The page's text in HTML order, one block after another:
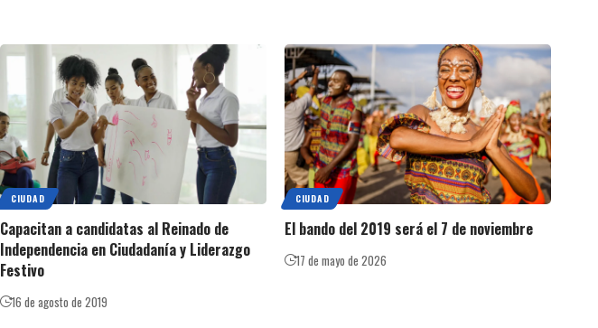
CIUDAD
Capacitan a candidatas al Reinado de
Independencia en Ciudadanía y Liderazgo
Festivo
16 de agosto de 2019
CIUDAD
El bando del 2019 será el 7 de noviembre
17 de mayo de 2026